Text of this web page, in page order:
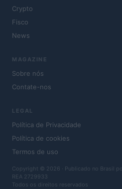
Crypto
Fisco
News
MAGAZINE
Sobre nós
Contate-nos
LEGAL
Política de Privacidade
Política de cookies
Termos de uso
Copyright © 2026 · Publicado no Brasil
REA 2729933
Todos os direitos reservados